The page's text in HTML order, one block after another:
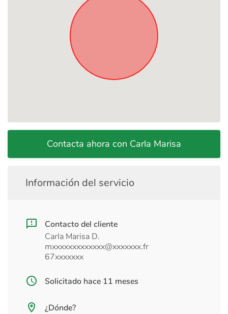
Contacta ahora con Carla Marisa
Información del servicio
Contacto del cliente
Carla Marisa D.
mxxxxxxxxxxxxx@xxxxxxx.fr
67xxxxxxx
Solicitado hace 11 meses
¿Dónde?